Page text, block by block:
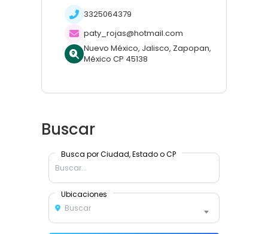
3325064379
paty_rojas@hotmail.com
Nuevo México, Jalisco, Zapopan,
México CP 45138
Buscar
Busca por Ciudad, Estado o CP
Ubicaciones
Buscar